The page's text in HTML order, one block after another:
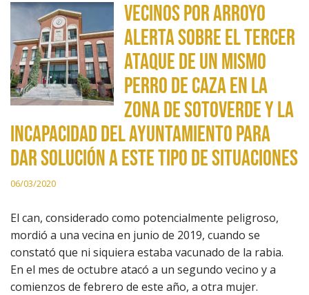
Vecinos por Arroyo
alerta sobre el tercer
ataque de un mismo
perro de caza en la
zona de Sotoverde y la
incapacidad del ayuntamiento para
dar solución a este tipo de situaciones
06/03/2020
El can, considerado como potencialmente peligroso,
mordió a una vecina en junio de 2019, cuando se
constató que ni siquiera estaba vacunado de la rabia.
En el mes de octubre atacó a un segundo vecino y a
comienzos de febrero de este año, a otra mujer.